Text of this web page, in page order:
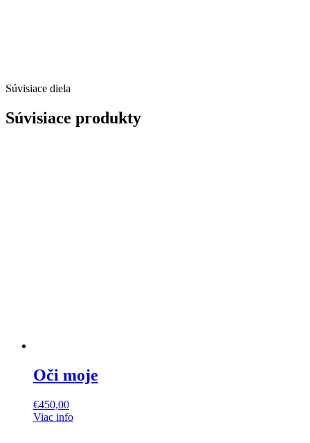
Súvisiace diela
Súvisiace produkty
Oči moje
€450,00
Viac info